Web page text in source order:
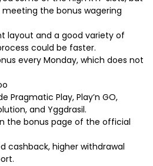
the bonus wagering
layout and a good variety of
could be faster.
every Monday, which does not
Pragmatic Play, Play’n GO,
and Yggdrasil.
the bonus page of the official
cashback, higher withdrawal